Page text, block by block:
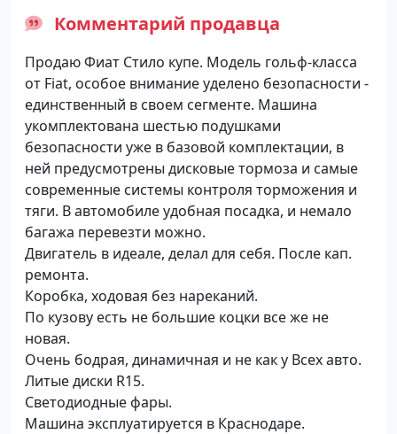
Комментарий продавца
Продаю Фиат Стило купе. Модель гольф-класса
от Fiat, особое внимание уделено безопасности -
единственный в своем сегменте. Машина
укомплектована шестью подушками
безопасности уже в базовой комплектации, в
ней предусмотрены дисковые тормоза и самые
современные системы контроля торможения и
тяги. В автомобиле удобная посадка, и немало
багажа перевезти можно.
Двигатель в идеале, делал для себя. После кап.
ремонта.
Коробка, ходовая без нареканий.
По кузову есть не большие коцки все же не
новая.
Очень бодрая, динамичная и не как у Всех авто.
Литые диски R15.
Светодиодные фары.
Машина эксплуатируется в Краснодаре.